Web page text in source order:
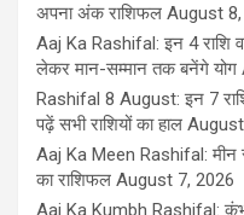
अपना अंक राशिफल August
Aaj Ka Rashifal: इन 4 राशि
लेकर मान-सम्मान तक बनेंगे योग
Rashifal 8 August: इन 7
पढ़ें सभी राशियों का हाल
Aaj Ka Meen Rashifal: मीन
का राशिफल August 7, 2026
Aaj Ka Kumbh Rashifal: कुंभ